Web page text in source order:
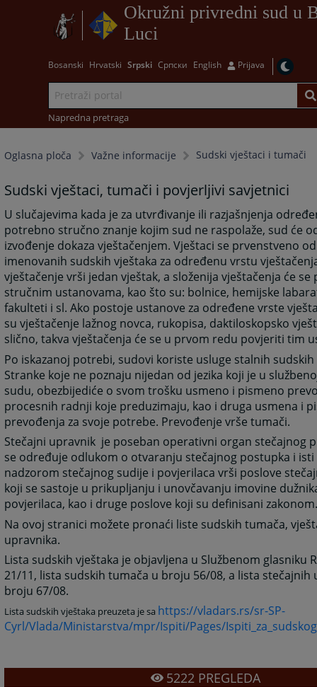
Okružni privredni sud u
Luci
Bosanski Hrvatski Srpski Српски English Prijava
Napredna pretraga
Oglasna ploča Važne informacije Sudski vještaci i tumači
Sudski vještaci, tumači i povjerljivi savjetnici
U slučajevima kada je za utvrđivanje ili razjašnjenja
potrebno stručno znanje kojim sud ne raspolaže, sud će
izvođenje dokaza vještačenjem. Vještaci se prvenstveno
imenovanih sudskih vještaka za određenu vrstu
vještačenje vrši jedan vještak, a složenija vještačenja će
stručnim ustanovama, kao što su: bolnice, hemijske
fakulteti i sl. Ako postoje ustanove za određene vrste
su vještačenje lažnog novca, rukopisa, daktiloskopsko
slično, takva vještačenja će se u prvom redu povjeriti tim
Po iskazanoj potrebi, sudovi koriste usluge stalnih
Stranke koje ne poznaju nijedan od jezika koji je u
sudu, obezbijediće o svom trošku usmeno i pismeno
procesnih radnji koje preduzimaju, kao i druga usmena i
prevođenja za svoje potrebe. Prevođenje vrše tumači.
Stečajni upravnik je poseban operativni organ stečajnog
se određuje odlukom o otvaranju stečajnog postupka i
nadzorom stečajnog sudije i povjerilaca vrši poslove
koji se sastoje u prikupljanju i unovčavanju imovine
povjerilaca, kao i druge poslove koji su definisani
Na ovoj stranici možete pronaći liste sudskih tumača,
upravnika.
Lista sudskih vještaka je objavljena u Službenom glasniku
21/11, lista sudskih tumača u broju 56/08, a lista stečajnih
broju 67/08.
Lista sudskih vještaka preuzeta je sa https://vladars.rs/sr-SP-
Cyrl/Vlada/Ministarstva/mpr/Ispiti/Pages/
5222 PREGLEDA